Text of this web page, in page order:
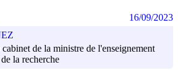
de la ministre de l'enseignement
la recherche
16/09/2023